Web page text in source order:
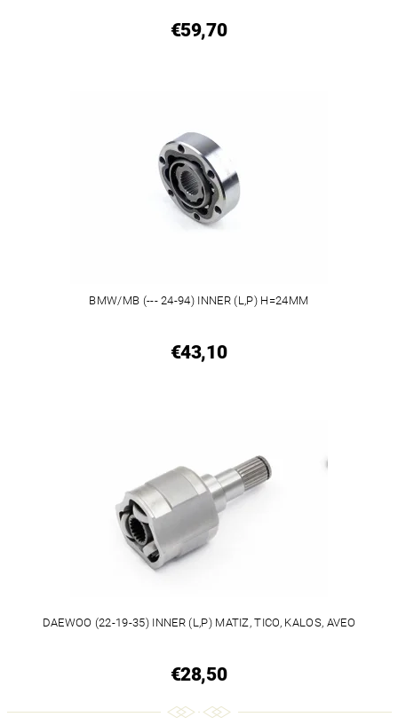
€59,70
BMW/MB (--- 24-94) INNER (L,P) H=24MM
€43,10
DAEWOO (22-19-35) INNER (L,P) MATIZ, TICO, KALOS, AVEO
€28,50